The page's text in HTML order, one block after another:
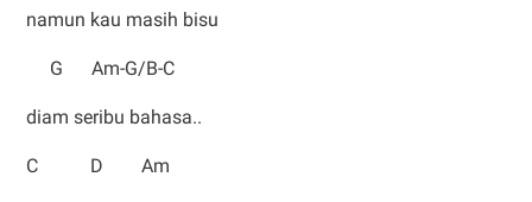
namun kau masih bisu
G Am-G/B-C
diam seribu bahasa..
C D Am